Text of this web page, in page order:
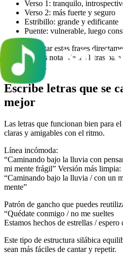
Verso 1: tranquilo,
Verso 2: más fuerte y seguro
Estribillo: grande y edificante
Puente: vulnerable, luego
Puedes insertar estas frases
estilo o en las notas de las letras
cada sección.
Escribe letras que se
mejor
Las letras que funcionan bien para
claras y amigables con el ritmo.
Línea incómoda:
“Caminando bajo la lluvia con
mi mente frágil” Versión más limpia:
“Caminando bajo la lluvia / con un
mente”
Patrón de gancho que puedes
“Quédate conmigo / no me sueltes
Estamos hechos de estrellas / espero
Este tipo de estructura silábica
sean más fáciles de cantar y repetir.